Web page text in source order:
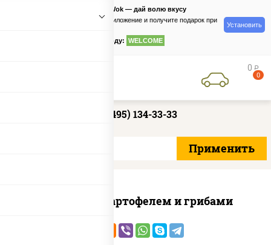
PizzaSushiWok — дай волю вкусу
Скачайте приложение и получите подарок при
по промокоду: WELCOME
Установить
0 руб
0
+7 (495) 134-33-33
Говядина с картофелем и грибами